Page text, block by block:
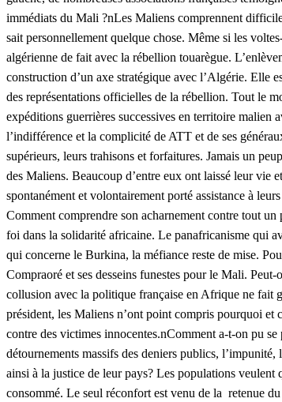
immédiats du Mali ?nLes Maliens comprennent
sait personnellement quelque chose. Même si les
algérienne de fait avec la rébellion touarègue.
construction d’un axe stratégique avec l’Algérie. Elle
des représentations officielles de la rébellion. Tout le
expéditions guerrières successives en territoire malien
l’indifférence et la complicité de ATT et de ses
supérieurs, leurs trahisons et forfaitures. Jamais un
des Maliens. Beaucoup d’entre eux ont laissé leur vie
spontanément et volontairement porté assistance à
Comment comprendre son acharnement contre tout
foi dans la solidarité africaine. Le panafricanisme qui
qui concerne le Burkina, la méfiance reste de mise.
Compraoré et ses desseins funestes pour le Mali.
collusion avec la politique française en Afrique ne fait
président, les Maliens n’ont point compris pourquoi et
contre des victimes innocentes.nComment a-t-on pu
détournements massifs des deniers publics,
ainsi à la justice de leur pays? Les populations
consommé. Le seul réconfort est venu de la retenue